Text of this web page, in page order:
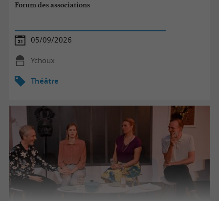
Forum des associations
05/09/2026
Ychoux
Théâtre